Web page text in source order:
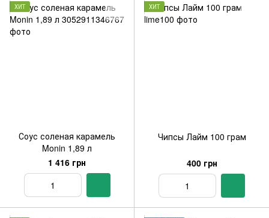
ХИТ
Соус соленая карамель
Monin 1,89 л
1 416 грн
ХИТ
Чипсы Лайм 100 грам
400 грн